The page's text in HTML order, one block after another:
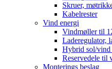
Skruer,
Kabelrester
Vind energi
Vindmøller til
Laderegulator,
Hybrid sol/
Reservedele til
Monterings beslag